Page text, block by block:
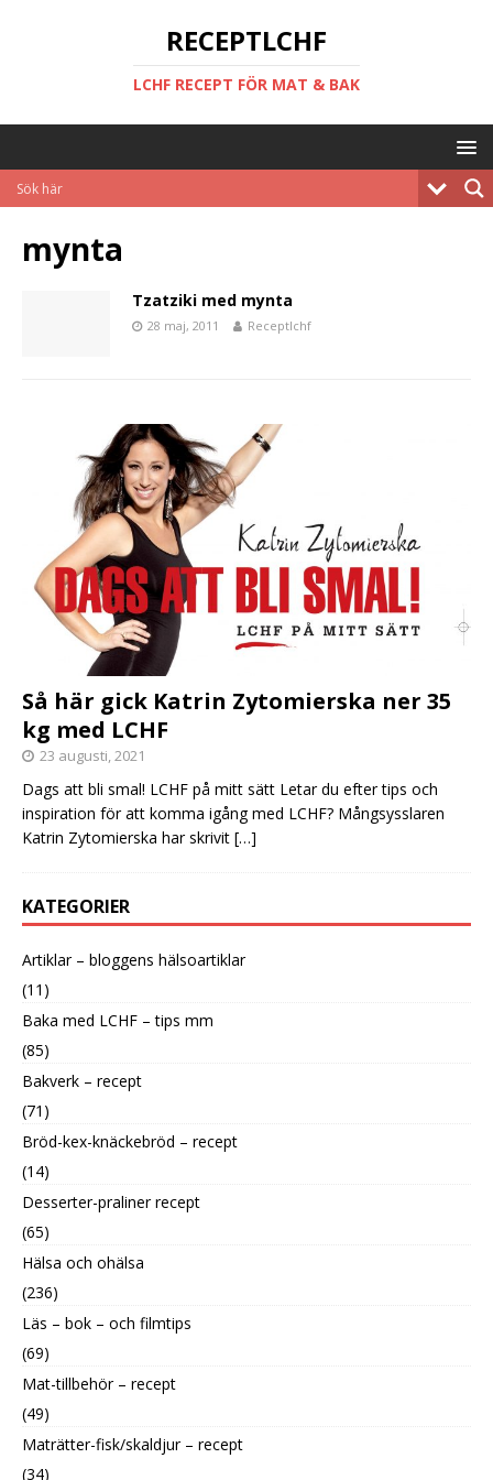
RECEPTLCHF
LCHF RECEPT FÖR MAT & BAK
mynta
Tzatziki med mynta
28 maj, 2011 Receptlchf
Så här gick Katrin Zytomierska ner 35
kg med LCHF
23 augusti, 2021
Dags att bli smal! LCHF på mitt sätt Letar du efter tips och
inspiration för att komma igång med LCHF? Mångsysslaren
Katrin Zytomierska har skrivit […]
KATEGORIER
Artiklar – bloggens hälsoartiklar
(11)
Baka med LCHF – tips mm
(85)
Bakverk – recept
(71)
Bröd-kex-knäckebröd – recept
(14)
Desserter-praliner recept
(65)
Hälsa och ohälsa
(236)
Läs – bok – och filmtips
(69)
Mat-tillbehör – recept
(49)
Maträtter-fisk/skaldjur – recept
(34)